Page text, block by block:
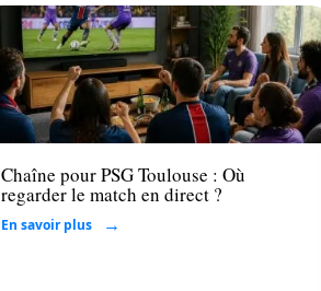
Loisirs
Chaîne pour PSG Toulouse : Où
regarder le match en direct ?
En savoir plus